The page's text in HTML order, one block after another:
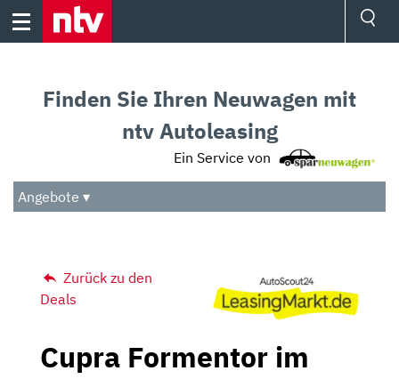
Skip
Audio
Das Beste
Finden Sie Ihren Neuwagen mit
ntv Autoleasing
Ein Service von
Angebote ▾
Zurück zu den
Deals
Cupra Formentor im